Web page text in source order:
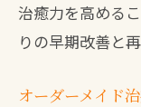
治癒力を高める
りの早期改善と
オーダーメイド